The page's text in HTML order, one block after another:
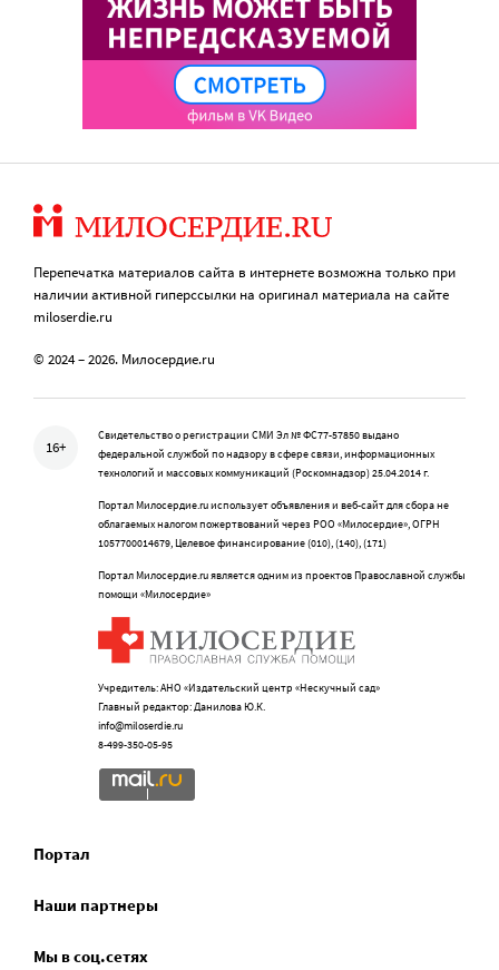
Перепечатка материалов сайта в интернете возможна только при
наличии активной гиперссылки на оригинал материала на сайте
miloserdie.ru
© 2024 – 2026. Милосердие.ru
16+
Свидетельство о регистрации СМИ Эл № ФС77-57850 выдано
федеральной службой по надзору в сфере связи, информационных
технологий и массовых коммуникаций (Роскомнадзор) 25.04.2014 г.
Портал Милосердие.ru использует объявления и веб-сайт для сбора не
облагаемых налогом пожертвований через РОО «Милосердие», ОГРН
1057700014679, Целевое финансирование (010), (140), (171)
Портал Милосердие.ru является одним из проектов Православной службы
помощи «Милосердие»
Учредитель: АНО «Издательский центр «Нескучный сад»
Главный редактор: Данилова Ю.К.
info@miloserdie.ru
8-499-350-05-95
Портал
Наши партнеры
Мы в соц.сетях